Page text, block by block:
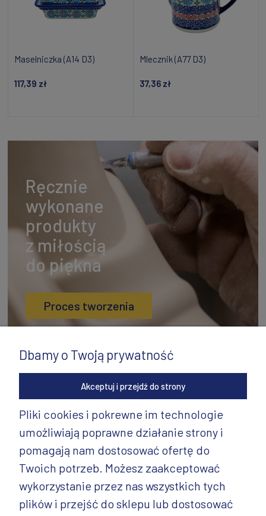
Maselniczka (A14 D3)
117,39 zł
Mlecznik (A77 D3)
37,36 zł
Ręcznie
wykonane
produkty
z miłością
do piękna
Proces tworzenia
INFORMACJE
PRODUKTY CD.
POZOSTAŁE
Dbamy o Twoją prywatność
Akceptuj i przejdź do strony
Pliki cookies i pokrewne im technologie
umożliwiają poprawne działanie strony i
pomagają nam dostosować ofertę do
Twoich potrzeb. Możesz zaakceptować
wykorzystanie przez nas wszystkich tych
plików i przejść do sklepu lub dostosować